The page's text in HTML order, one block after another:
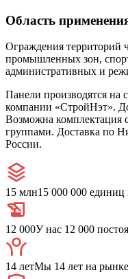
Область
Ограждения территорий
промышленных зон,
административных и
Панели производятся на
компании «СтройНэт».
Возможна комплектация
группами. Доставка по
России.
15 млн15 000 000
12 000У нас 12 000
14 летМы 14 лет на рынке